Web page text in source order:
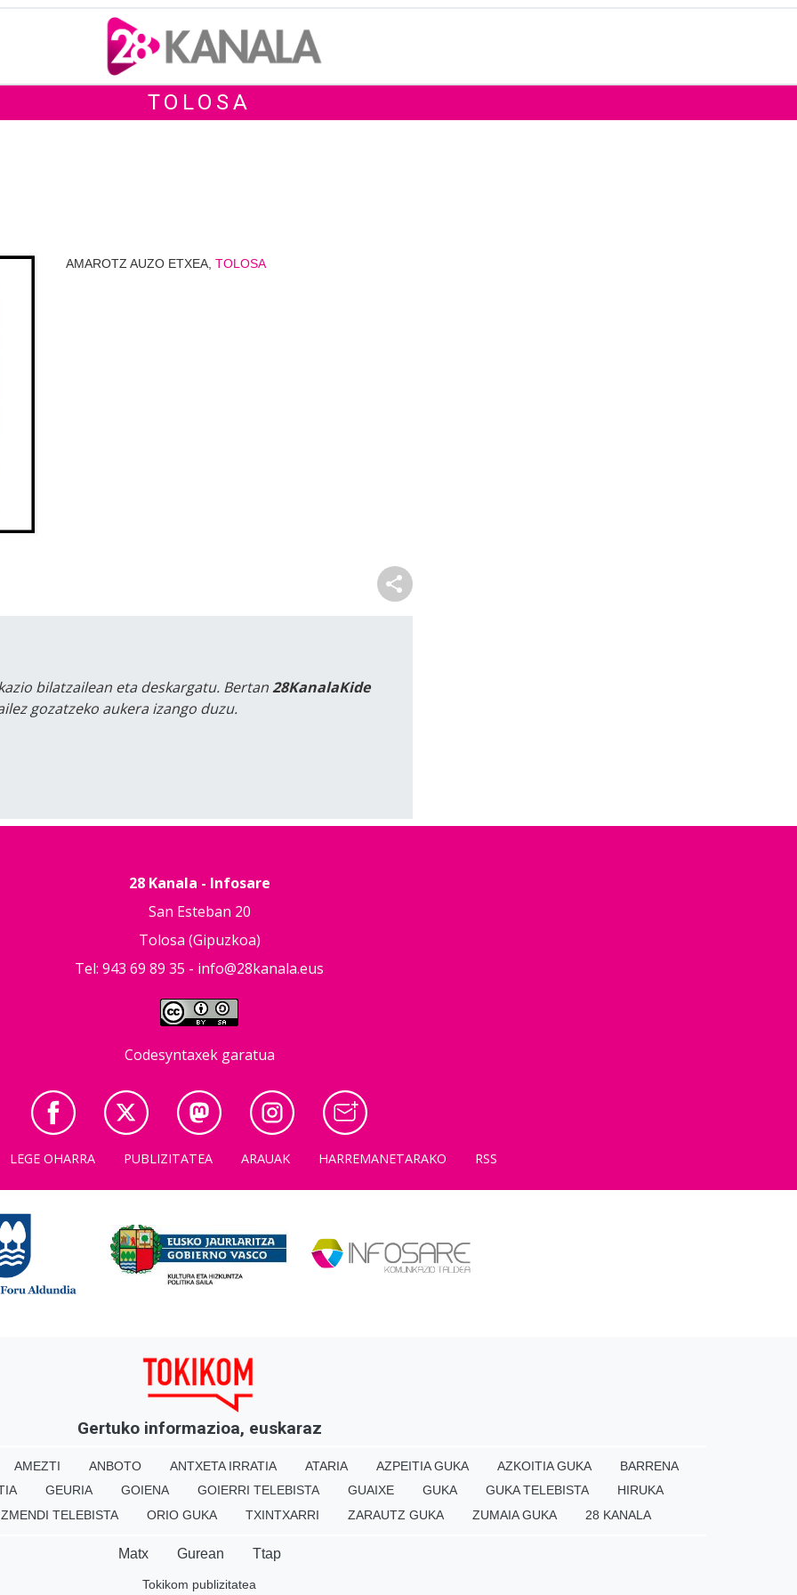
TOLOSA
AMAROTZ AUZO ETXEA, TOLOSA
bilatzailean eta deskargatu. Bertan28KanalaKide
gozatzeko aukera izango duzu.
28 Kanala - Infosare
San Esteban 20
Tolosa (Gipuzkoa)
Tel: 943 69 89 35 - info@28kanala.eus
Codesyntaxek garatua
LEGE OHARRA PUBLIZITATEA ARAUAK HARREMANETARAKO RSS
Gertuko informazioa, euskaraz
AMEZTI ANBOTO ANTXETA IRRATIA ATARIA AZPEITIA GUKA AZKOITIA GUKA
BARRENA
GEURIA GOIENA GOIERRI TELEBISTA GUAIXE GUKA GUKA TELEBISTA
HIRUKA
TELEBISTA ORIO GUKA TXINTXARRI ZARAUTZ GUKA ZUMAIA GUKA 28 KANALA
Matx Gurean Ttap
Tokikom publizitatea